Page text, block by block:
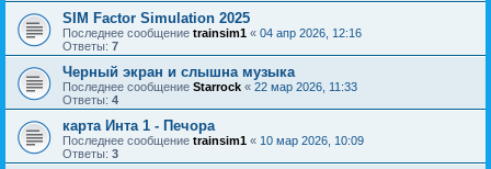
SIM Factor Simulation 2025
Последнее сообщение trainsim1 « 04 апр 2026, 12:16
Ответы: 7
Черный экран и слышна музыка
Последнее сообщение Starrock « 22 мар 2026, 11:33
Ответы: 4
карта Инта 1 - Печора
Последнее сообщение trainsim1 « 10 мар 2026, 10:09
Ответы: 3